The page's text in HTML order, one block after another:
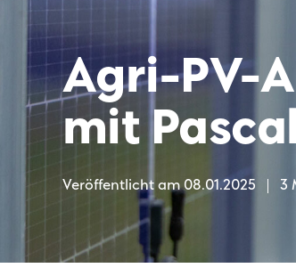
Agri-PV-
mit
Veröffentlicht am 08.01.2025 3